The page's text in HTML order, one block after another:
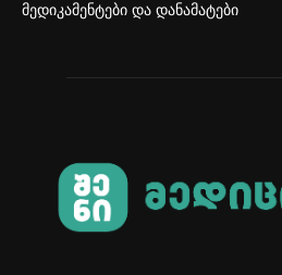
მედიკამენტები და დანამატები